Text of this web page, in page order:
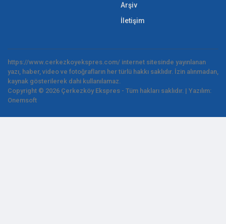
Arşiv
İletişim
https://www.cerkezkoyekspres.com/ internet sitesinde yayınlanan
yazı, haber, video ve fotoğrafların her türlü hakkı saklıdır. İzin alınmadan,
kaynak gösterilerek dahi kullanılamaz.
Copyright © 2026 Çerkezköy Ekspres - Tüm hakları saklıdır. | Yazılım:
Onemsoft